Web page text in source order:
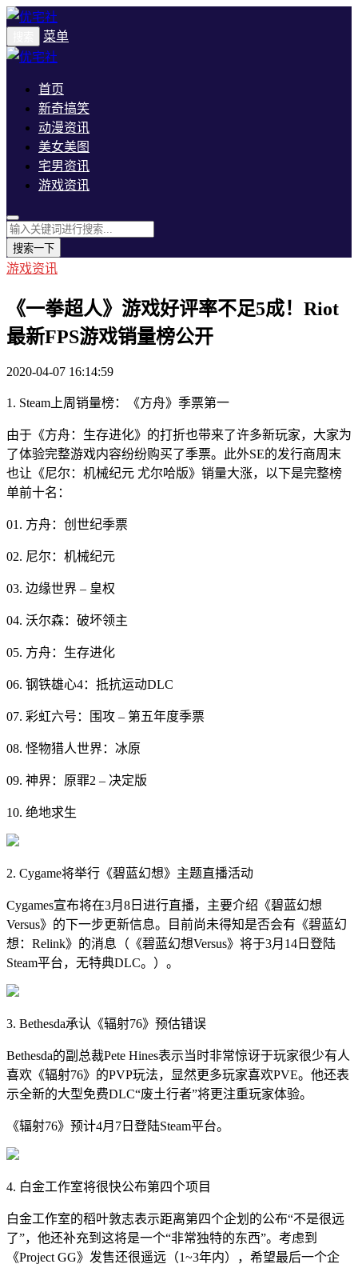
菜单
首页
新奇搞笑
动漫资讯
美女美图
宅男资讯
游戏资讯
搜索一下
游戏资讯
《一拳超人》游戏好评率不足5成！Riot
最新FPS游戏销量榜公开
2020-04-07 16:14:59
1. Steam上周销量榜：《方舟》季票第一
由于《方舟：生存进化》的打折也带来了许多新玩家，大家为
了体验完整游戏内容纷纷购买了季票。此外SE的发行商周末
也让《尼尔：机械纪元 尤尔哈版》销量大涨，以下是完整榜
单前十名：
01. 方舟：创世纪季票
02. 尼尔：机械纪元
03. 边缘世界 – 皇权
04. 沃尔森：破坏领主
05. 方舟：生存进化
06. 钢铁雄心4：抵抗运动DLC
07. 彩虹六号：围攻 – 第五年度季票
08. 怪物猎人世界：冰原
09. 神界：原罪2 – 决定版
10. 绝地求生
2. Cygame将举行《碧蓝幻想》主题直播活动
Cygames宣布将在3月8日进行直播，主要介绍《碧蓝幻想
Versus》的下一步更新信息。目前尚未得知是否会有《碧蓝幻
想：Relink》的消息（《碧蓝幻想Versus》将于3月14日登陆
Steam平台，无特典DLC。）。
3. Bethesda承认《辐射76》预估错误
Bethesda的副总裁Pete Hines表示当时非常惊讶于玩家很少有人
喜欢《辐射76》的PVP玩法，显然更多玩家喜欢PVE。他还表
示全新的大型免费DLC“废土行者”将更注重玩家体验。
《辐射76》预计4月7日登陆Steam平台。
4. 白金工作室将很快公布第四个项目
白金工作室的稻叶敦志表示距离第四个企划的公布“不是很远
了”，他还补充到这将是一个“非常独特的东西”。考虑到
《Project GG》发售还很遥远（1~3年内），希望最后一个企